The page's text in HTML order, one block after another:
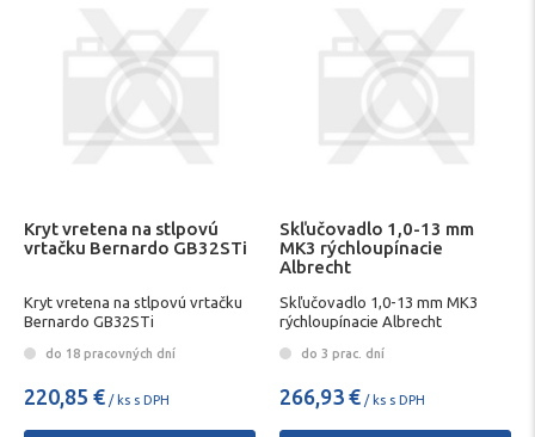
Kryt vretena na stlpovú
vrtačku Bernardo GB32STi
Kryt vretena na stlpovú vrtačku
Bernardo GB32STi
do 18 pracovných dní
220,85 € / ks s DPH
Skľučovadlo 1,0-13 mm
MK3 rýchloupínacie
Albrecht
Skľučovadlo 1,0-13 mm MK3
rýchloupínacie Albrecht
do 3 prac. dní
266,93 € / ks s DPH